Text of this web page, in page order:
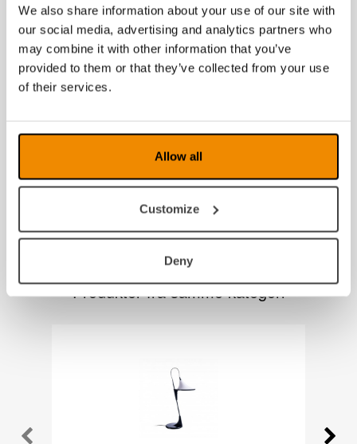
We also share information about your use of our site with
our social media, advertising and analytics partners who
may combine it with other information that you’ve
provided to them or that they’ve collected from your use
of their services.
Allow all
Customize
Deny
Bordstativ Daylight 13,5kg
Produkter fra samme kategori